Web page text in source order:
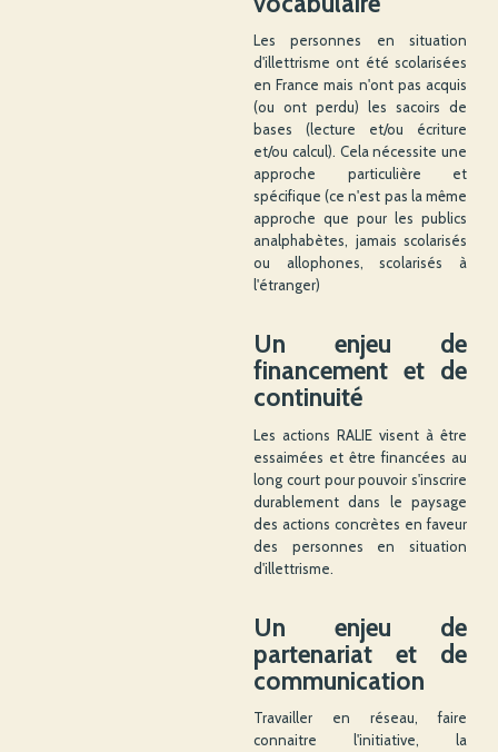
Les personnes en situation
d'illettrisme ont été scolarisées
en France mais n'ont pas acquis
(ou ont perdu) les sacoirs de
bases (lecture et/ou écriture
et/ou calcul). Cela nécessite une
approche particulière et
spécifique (ce n'est pas la même
approche que pour les publics
analphabètes, jamais scolarisés
ou allophones, scolarisés à
l'étranger)
Un enjeu de
financement et de
continuité
Les actions RALIE visent à être
essaimées et être financées au
long court pour pouvoir s'inscrire
durablement dans le paysage
des actions concrètes en faveur
des personnes en situation
d'illettrisme.
Un enjeu de
partenariat et de
communication
Travailler en réseau, faire
connaitre l'initiative, la